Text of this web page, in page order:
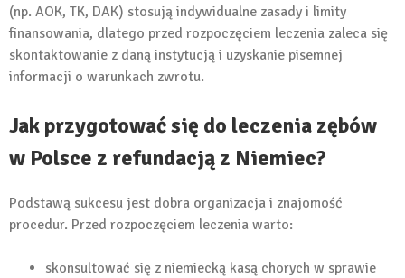
(np. AOK, TK, DAK) stosują indywidualne zasady i limity
finansowania, dlatego przed rozpoczęciem leczenia zaleca się
skontaktowanie z daną instytucją i uzyskanie pisemnej
informacji o warunkach zwrotu.
Jak przygotować się do leczenia zębów
w Polsce z refundacją z Niemiec?
Podstawą sukcesu jest dobra organizacja i znajomość
procedur. Przed rozpoczęciem leczenia warto:
skonsultować się z niemiecką kasą chorych w sprawie